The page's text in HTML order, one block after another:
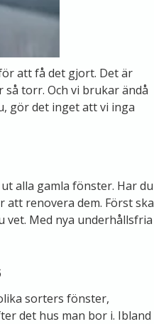
att få det gjort. Det är
torr. Och vi brukar ändå
gör det inget att vi inga
alla gamla fönster. Har du
renovera dem. Först ska
vet. Med nya underhållsfria
sorters fönster,
det hus man bor i. Ibland